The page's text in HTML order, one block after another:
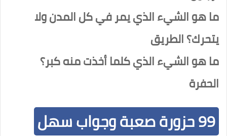
ما هو الشيء الذي يمر في كل المدن ولا
يتحرك؟ الطريق
ما هو الشيء الذي كلما أخذت منه كبر؟
الحفرة
99 حزورة صعبة وجواب سهل